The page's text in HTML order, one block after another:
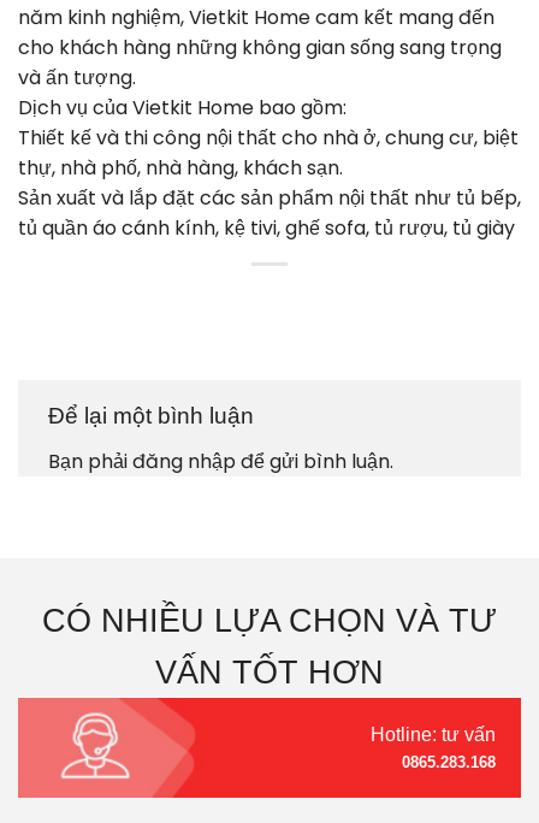
năm kinh nghiệm, Vietkit Home cam kết mang đến
cho khách hàng những không gian sống sang trọng
và ấn tượng.
Dịch vụ của Vietkit Home bao gồm:
Thiết kế và thi công nội thất cho nhà ở, chung cư, biệt
thự, nhà phố, nhà hàng, khách sạn.
Sản xuất và lắp đặt các sản phẩm nội thất như tủ bếp,
tủ quần áo cánh kính, kệ tivi, ghế sofa, tủ rượu, tủ giày
Để lại một bình luận
Bạn phảiđăng nhậpđể gửi bình luận.
CÓ NHIỀU LỰA CHỌN VÀ TƯ
VẤN TỐT HƠN
Hotline: tư vấn
0865.283.168